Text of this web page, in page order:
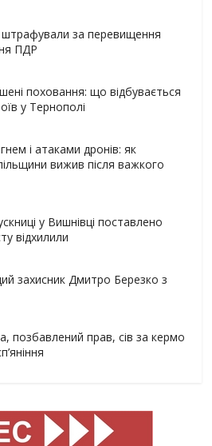
за перевищення
ПДР
поховання: що відбувається
у Тернополі
і атаками дронів: як
вижив після важкого
у Вишнівці поставлено
відхилили
захисник Дмитро Березко з
позбавлений прав, сів за кермо